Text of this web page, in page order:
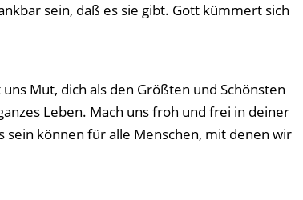
sein, daß es sie gibt. Gott kümmert sich
Mut, dich als den Größten und Schönsten
Leben. Mach uns froh und frei in deiner
können für alle Menschen, mit denen wir